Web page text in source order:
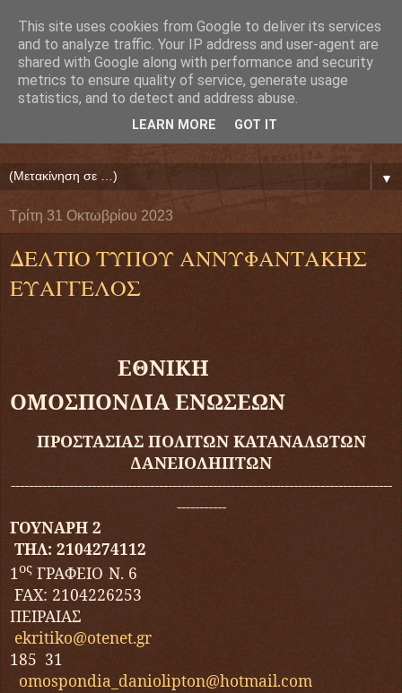
Ευάγγελος Κρητικός
ΠΡΟΕΔΡΟΣ ΕΘΝΙΚΗΣ ΟΜΟΣΠΟΝΔΙΑΣ ΔΑΝΕΙΟΛΗΠΤΩΝ
▼
Τρίτη 31 Οκτωβρίου 2023
ΔΕΛΤΙΟ ΤΥΠΟΥ ΑΝΝΥΦΑΝΤΑΚΗΣ
ΕΥΑΓΓΕΛΟΣ
ΕΘΝΙΚΗ
ΟΜΟΣΠΟΝΔΙΑΕΝΩΣΕΩΝ
ΠΡΟΣΤΑΣΙΑΣ ΠΟΛΙΤΩΝ ΚΑΤΑΝΑΛΩΤΩΝ
ΔΑΝΕΙΟΛΗΠΤΩΝ
-------------------------------------------------------------------------------------
-----------
ΓΟΥΝΑΡΗ 2
ΤΗΛ: 2104274112
1ος ΓΡΑΦΕΙΟ Ν. 6
FAX: 2104226253
ΠΕΙΡΑΙΑΣ
ekritiko@otenet.gr
185 31
omospondia_daniolipton@hotmail.com
This site uses cookies from Google to deliver its services
and to analyze traffic. Your IP address and user-agent are
shared with Google along with performance and security
metrics to ensure quality of service, generate usage
statistics, and to detect and address abuse.
LEARN MORE GOT IT